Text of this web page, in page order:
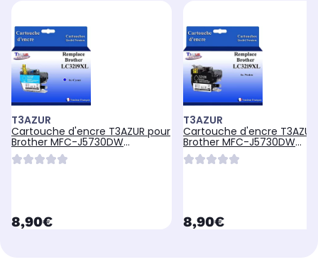
T3AZUR
Cartouche d'encre T3AZUR pour
Brother MFC-J5730DW
LC3219XLC
currentPrice
8,90€
T3AZUR
Cartouche d'encre
Brother MFC-J5730DW
LC3219XLBk
currentPrice
8,90€